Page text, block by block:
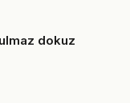
dokuz